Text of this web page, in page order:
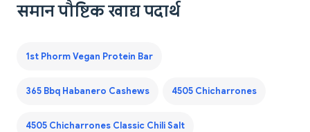
समान पौष्टिक खाद्य पदार्थ
1st Phorm Vegan Protein Bar
365 Bbq Habanero Cashews 4505 Chicharrones
4505 Chicharrones Classic Chili Salt